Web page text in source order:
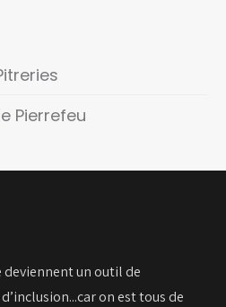
Pierrefeu
deviennent un outil de
on est tous de